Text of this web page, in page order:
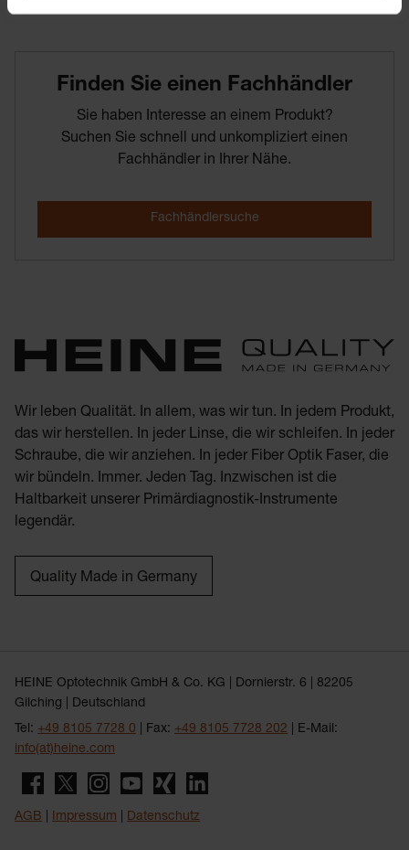
Finden­ Sie­ einen­ Fachhändler
Sie haben Interesse an einem Produkt?
Suchen Sie schnell und unkompliziert einen
Fachhändler in Ihrer Nähe.
Wir leben Qualität. In allem, was wir tun. In jedem Produkt,
das wir herstellen. In jeder Linse, die wir schleifen. In jeder
Schraube, die wir anziehen. In jeder Fiber Optik Faser, die
wir bündeln. Immer. Jeden Tag. Inzwischen ist die
Haltbarkeit unserer Primärdiagnostik-Instrumente
legendär.
Quality Made in Germany
HEINE Optotechnik GmbH & Co. KG | Dornierstr. 6 | 82205
Gilching | Deutschland
Tel: +49 8105 7728 0 | Fax: +49 8105 7728 202 | E-Mail:
info(at)heine.com
AGB Impressum Datenschutz